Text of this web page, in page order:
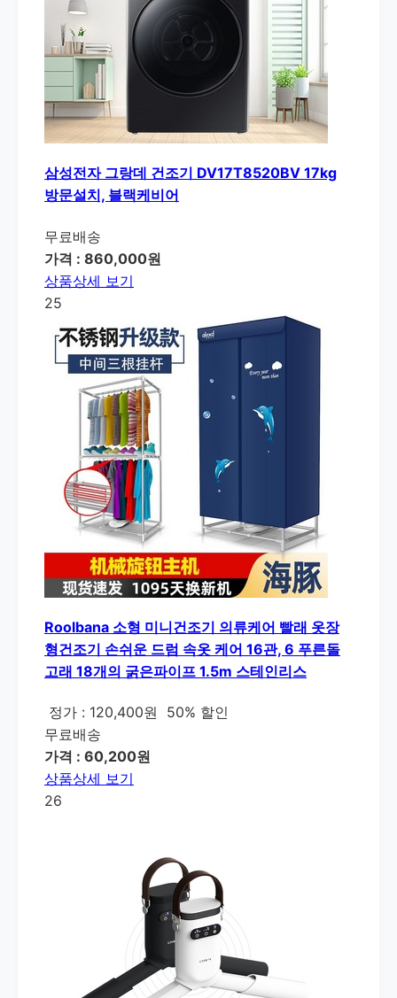
삼성전자 그랑데 건조기 DV17T8520BV 17kg
방문설치, 블랙케비어
무료배송
가격 : 860,000원
상품상세 보기
25
Roolbana 소형 미니건조기 의류케어 빨래 옷장
형건조기 손쉬운 드럼 속옷 케어 16관, 6 푸른돌
고래 18개의 굵은파이프 1.5m 스테인리스
정가 : 120,400원
50% 할인
무료배송
가격 : 60,200원
상품상세 보기
26